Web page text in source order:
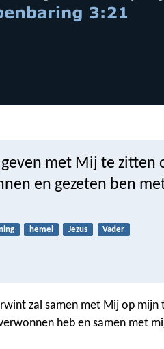
met Mij te zitten
en gezeten ben
hemel Jezus Vader
zal samen met Mij op mijn
heb en samen met